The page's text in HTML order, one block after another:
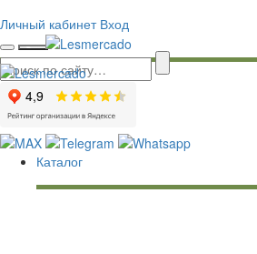
Личный кабинет Вход
Каталог